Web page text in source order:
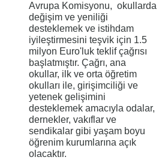
Avrupa Komisyonu, okullarda
değişim ve yeniliği
desteklemek ve istihdam
iyileştirmesini teşvik için 1.5
milyon Euro'luk teklif çağrısı
başlatmıştır. Çağrı, ana
okullar, ilk ve orta öğretim
okulları ile, girişimciliği ve
yetenek gelişimini
desteklemek amacıyla odalar,
dernekler, vakıflar ve
sendikalar gibi yaşam boyu
öğrenim kurumlarına açık
olacaktır.